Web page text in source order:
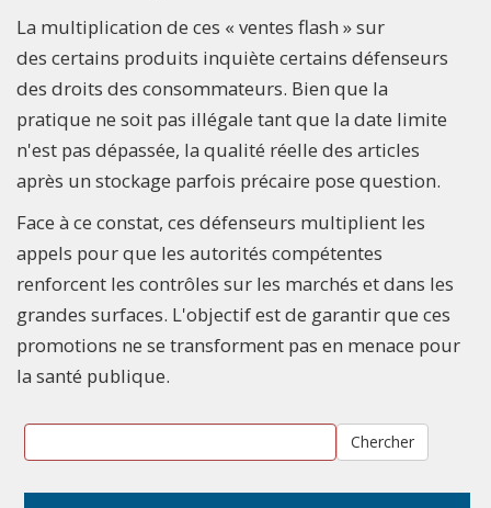
La multiplication de ces « ventes flash » sur
des certains produits inquiète certains défenseurs
des droits des consommateurs. Bien que la
pratique ne soit pas illégale tant que la date limite
n'est pas dépassée, la qualité réelle des articles
après un stockage parfois précaire pose question.
Face à ce constat, ces défenseurs multiplient les
appels pour que les autorités compétentes
renforcent les contrôles sur les marchés et dans les
grandes surfaces. L'objectif est de garantir que ces
promotions ne se transforment pas en menace pour
la santé publique.
Chercher